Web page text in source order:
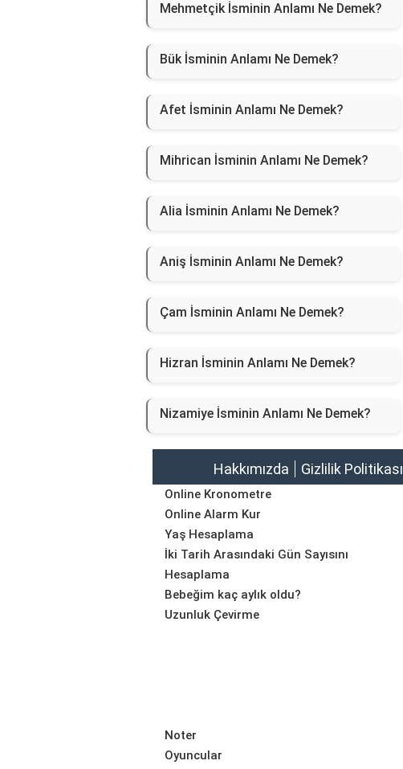
Mehmetçik İsminin Anlamı Ne Demek?
Bük İsminin Anlamı Ne Demek?
Afet İsminin Anlamı Ne Demek?
Mihrican İsminin Anlamı Ne Demek?
Alia İsminin Anlamı Ne Demek?
Aniş İsminin Anlamı Ne Demek?
Çam İsminin Anlamı Ne Demek?
Hizran İsminin Anlamı Ne Demek?
Nizamiye İsminin Anlamı Ne Demek?
Hakkımızda Gizlilik Politikası
Online Kronometre
Online Alarm Kur
Yaş Hesaplama
İki Tarih Arasındaki Gün Sayısını
Hesaplama
Bebeğim kaç aylık oldu?
Uzunluk Çevirme
Noter
Oyuncular